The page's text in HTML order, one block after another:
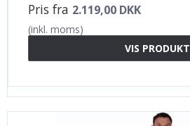
Pris fra 2.119,00 DKK
(inkl. moms)
VIS PRODUKT